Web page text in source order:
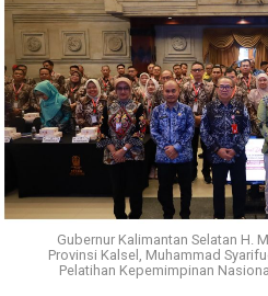
Gubernur Kalimantan Selatan H.
Provinsi Kalsel, Muhammad
Pelatihan Kepemimpinan